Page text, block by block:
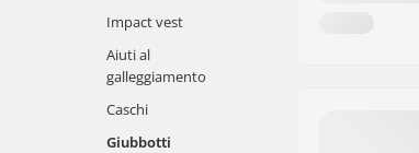
Impact vest
Aiuti al
galleggiamento
Caschi
Giubbotti